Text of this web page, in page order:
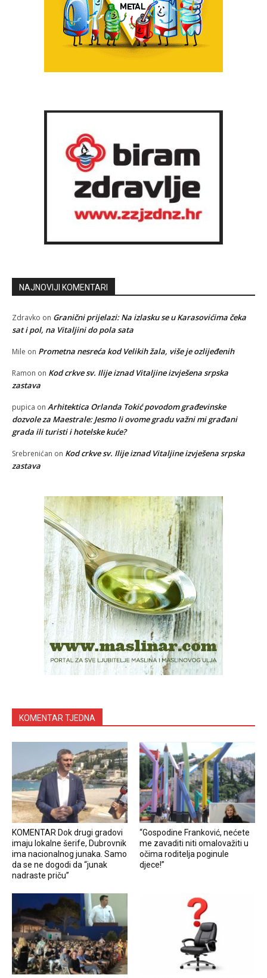
NAJNOVIJI KOMENTARI
Zdravko on Granični prijelazi: Na izlasku se u Karasovićima čeka
sat i pol, na Vitaljini do pola sata
Mile on Prometna nesreća kod Velikih žala, više je ozlijeđenih
Ramon on Kod crkve sv. Ilije iznad Vitaljine izvješena srpska
zastava
pupica on Arhitektica Orlanda Tokić povodom građevinske
dozvole za Maestrale: Jesmo li ovome gradu važni mi građani
grada ili turisti i hotelske kuće?
Srebrenićan on Kod crkve sv. Ilije iznad Vitaljine izvješena srpska
zastava
KOMENTAR TJEDNA
KOMENTAR Dok drugi gradovi
imaju lokalne šerife, Dubrovnik
ima nacionalnog junaka. Samo
da se ne dogodi da “junak
nadraste priču”
“Gospodine Franković, nećete
me zavaditi niti omalovažiti u
očima roditelja poginule
djece!”